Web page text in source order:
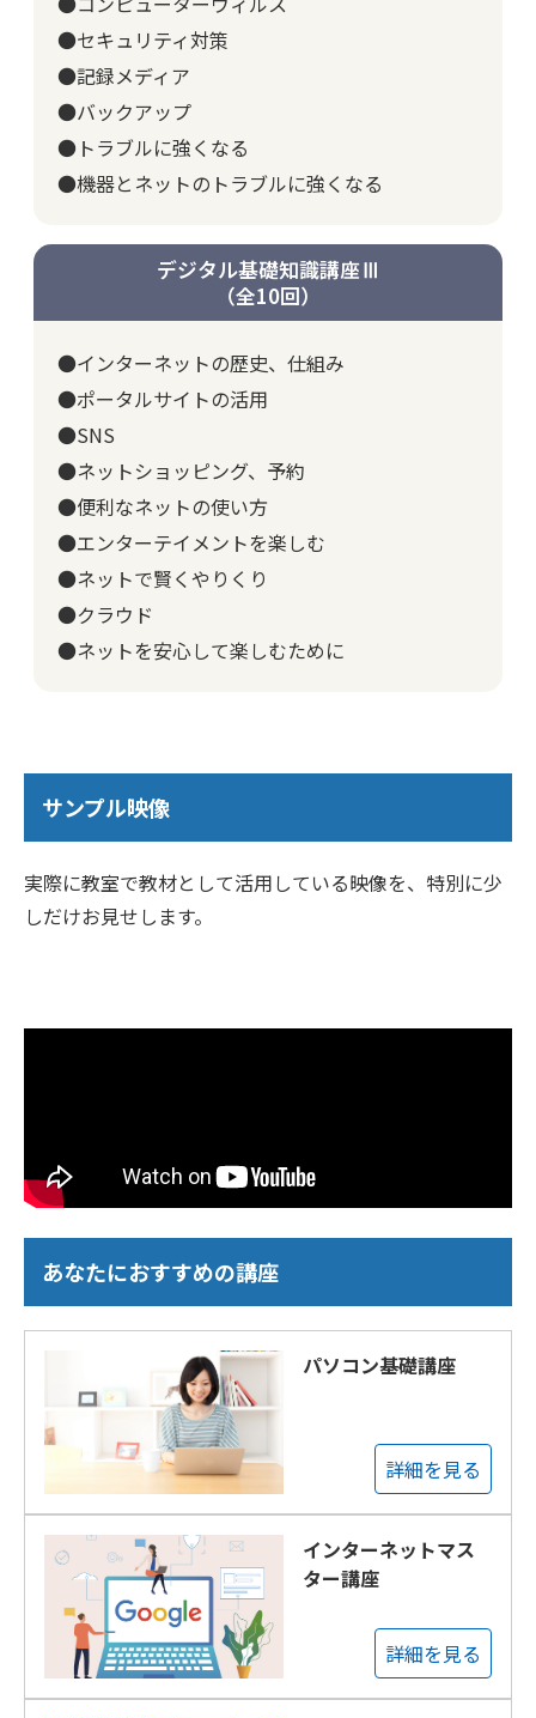
●セキュリティ対策
●記録メディア
●バックアップ
●トラブルに強くなる
●機器とネットのトラブルに強くなる
デジタル基礎知識講座Ⅲ
（全10回）
●インターネットの歴史、仕組み
●ポータルサイトの活用
●SNS
●ネットショッピング、予約
●便利なネットの使い方
●エンターテイメントを楽しむ
●ネットで賢くやりくり
●クラウド
●ネットを安心して楽しむために
サンプル映像
実際に教室で教材として活用している映像を、特別に少
しだけお見せします。
あなたにおすすめの講座
パソコン基礎講座
詳細を見る
インターネットマス
ター講座
詳細を見る